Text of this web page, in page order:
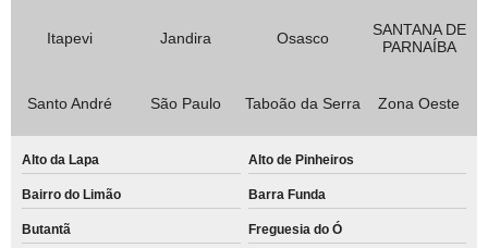
Itapevi Jandira Osasco
SANTANA DE
PARNAÍBA
Santo André São Paulo Taboão da Serra Zona Oeste
Alto da Lapa Alto de Pinheiros
Bairro do Limão Barra Funda
Butantã Freguesia do Ó